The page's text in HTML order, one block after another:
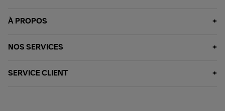
À PROPOS
NOS SERVICES
SERVICE CLIENT